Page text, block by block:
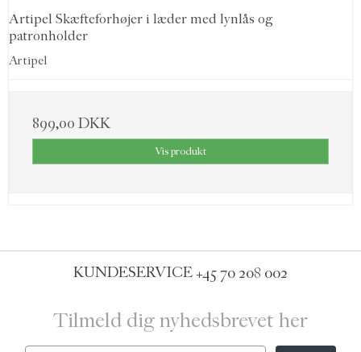
Artipel Skæfteforhøjer i læder med lynlås og
patronholder
Artipel
899,00 DKK
Vis produkt
KUNDESERVICE+45 70 208 002
Tilmeld dig nyhedsbrevet her